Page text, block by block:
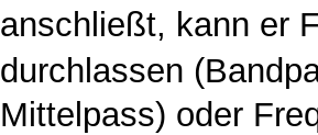
anschließt, kann er
durchlassen (
Mittelpass) oder